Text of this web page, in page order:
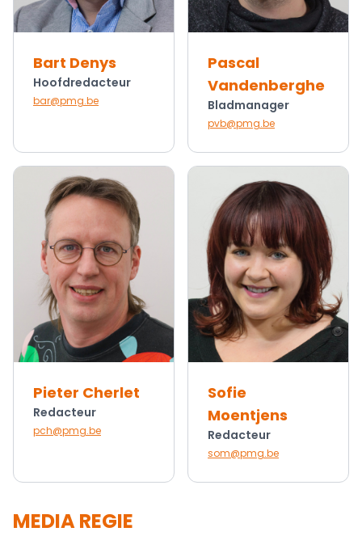
Bart Denys
Hoofdredacteur
bar@pmg.be
Pascal
Vandenberghe
Bladmanager
pvb@pmg.be
Pieter Cherlet
Redacteur
pch@pmg.be
Sofie
Moentjens
Redacteur
som@pmg.be
MEDIA REGIE